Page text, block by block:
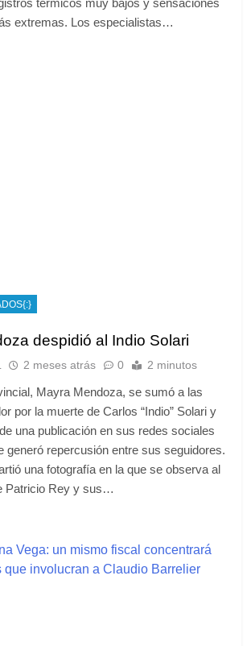
extremas. Los especialistas…
despidió al Indio Solari
2 meses atrás 0 2 minutos
Mayra Mendoza, se sumó a las
por la muerte de Carlos “Indio” Solari y
una publicación en sus redes sociales
generó repercusión entre sus seguidores.
una fotografía en la que se observa al
Patricio Rey y sus…